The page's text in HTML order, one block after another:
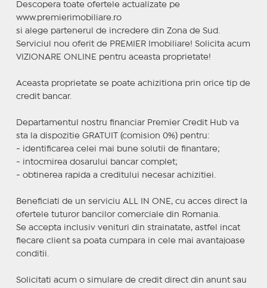
Descopera toate ofertele actualizate pe
www.premierimobiliare.ro
si alege partenerul de incredere din Zona de Sud.
Serviciul nou oferit de PREMIER Imobiliare! Solicita acum
VIZIONARE ONLINE pentru aceasta proprietate!
Aceasta proprietate se poate achizitiona prin orice tip de
credit bancar.
Departamentul nostru financiar Premier Credit Hub va
sta la dispozitie GRATUIT (comision 0%) pentru:
- identificarea celei mai bune solutii de finantare;
- intocmirea dosarului bancar complet;
- obtinerea rapida a creditului necesar achizitiei.
Beneficiati de un serviciu ALL IN ONE, cu acces direct la
ofertele tuturor bancilor comerciale din Romania.
Se accepta inclusiv venituri din strainatate, astfel incat
fiecare client sa poata cumpara in cele mai avantajoase
conditii.
Solicitati acum o simulare de credit direct din anunt sau